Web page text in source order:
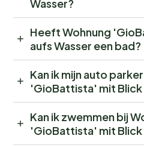
Wasser?
Heeft Wohnung
aufs Wasser een bad?
Kan ik mijn auto
'GioBattista' mit Blick
Kan ik zwemmen bij
'GioBattista' mit Blick